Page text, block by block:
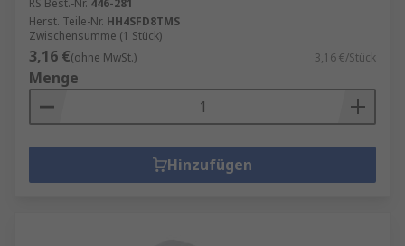
RS Best.-Nr. 446-281
Herst. Teile-Nr. HH4SFD8TMS
Zwischensumme (1 Stück)
3,16 €(ohne MwSt.) 3,16 €/Stück
Menge
Hinzufügen